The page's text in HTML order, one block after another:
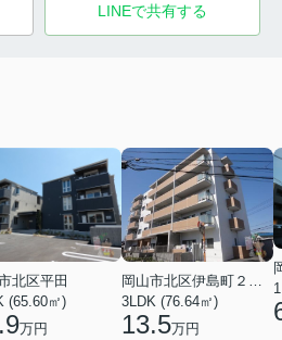
LINEで共有する
北区平田
(65.60㎡)
万円
3LDK (76.64㎡)
13.5万円